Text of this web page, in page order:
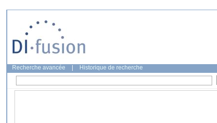
Recherche avancée Historique de recherche